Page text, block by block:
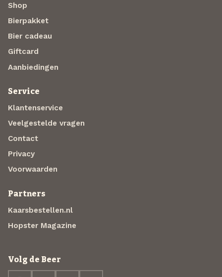
Shop
Bierpakket
Bier cadeau
Giftcard
Aanbiedingen
Service
Klantenservice
Veelgestelde vragen
Contact
Privacy
Voorwaarden
Partners
Kaarsbestellen.nl
Hopster Magazine
Volg de Beer